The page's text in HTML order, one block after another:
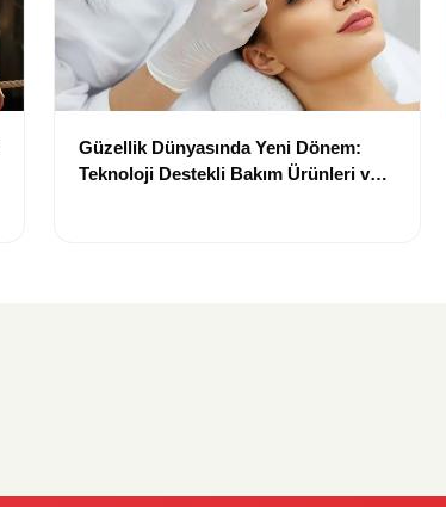
Güzellik Dünyasında Yeni Dönem:
Teknoloji Destekli Bakım Ürünleri ve